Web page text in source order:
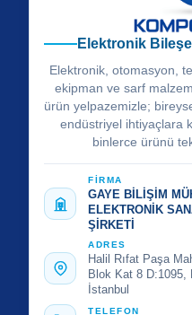
Elektronik
Elektronik, otomasyon,
ekipman ve sarf
ürün yelpazemizle;
endüstriyel ihtiyaçlara
binlerce ürünü
FİRMA
GAYE BİLİŞİM
ELEKTRONİK
ŞİRKETİ
ADRES
Halil Rıfat Paşa
Blok Kat 8
İstanbul
TELEFON